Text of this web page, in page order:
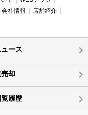
会社情報
店舗紹介
ース
却
履歴